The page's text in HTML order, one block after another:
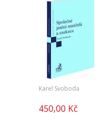
Karel Svoboda
450,00 Kč